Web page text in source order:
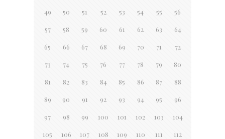
49 50 51 52 53 54 55 56
57 58 59 60 61 62 63 64
65 66 67 68 69 70 71 72
73 74 75 76 77 78 79 80
81 82 83 84 85 86 87 88
89 90 91 92 93 94 95 96
97 98 99 100 101 102 103 104
105 106 107 108 109 110 111 112